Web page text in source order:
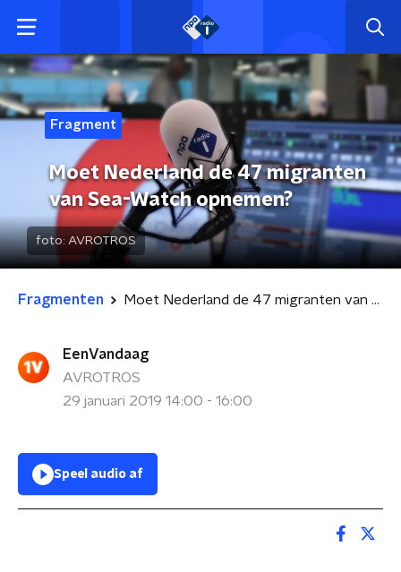
Fragment
Moet Nederland de 47 migranten
van Sea-Watch opnemen?
foto: AVROTROS
Fragmenten Moet Nederland de 47 migranten van Sea-Watch opnemen?
EenVandaag
AVROTROS
29 januari 2019 14:00 - 16:00
Speel audio af